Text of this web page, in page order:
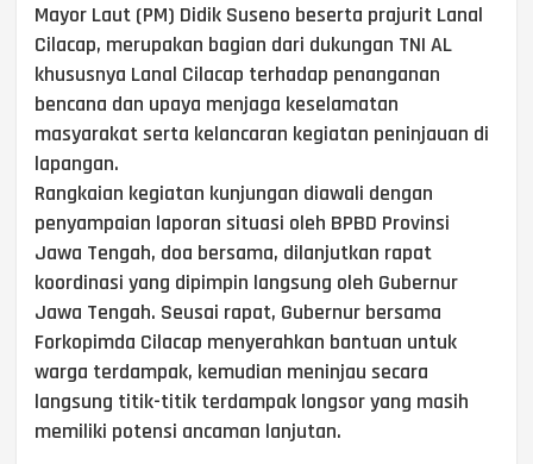
Mayor Laut (PM) Didik Suseno beserta prajurit Lanal
Cilacap, merupakan bagian dari dukungan TNI AL
khususnya Lanal Cilacap terhadap penanganan
bencana dan upaya menjaga keselamatan
masyarakat serta kelancaran kegiatan peninjauan di
lapangan.
Rangkaian kegiatan kunjungan diawali dengan
penyampaian laporan situasi oleh BPBD Provinsi
Jawa Tengah, doa bersama, dilanjutkan rapat
koordinasi yang dipimpin langsung oleh Gubernur
Jawa Tengah. Seusai rapat, Gubernur bersama
Forkopimda Cilacap menyerahkan bantuan untuk
warga terdampak, kemudian meninjau secara
langsung titik-titik terdampak longsor yang masih
memiliki potensi ancaman lanjutan.